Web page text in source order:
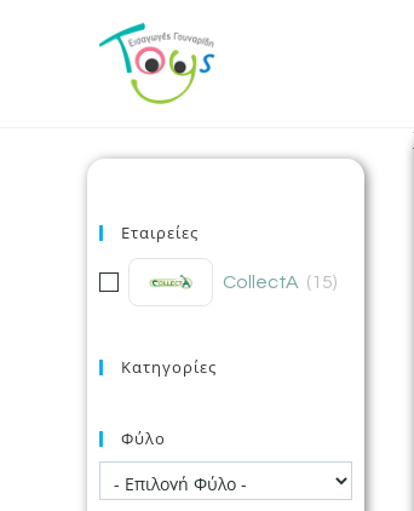
Εταιρείες
CollectA (15)
Κατηγορίες
Φύλο